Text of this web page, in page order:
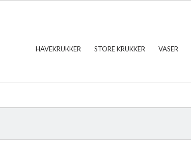
HAVEKRUKKER STORE KRUKKER VASER